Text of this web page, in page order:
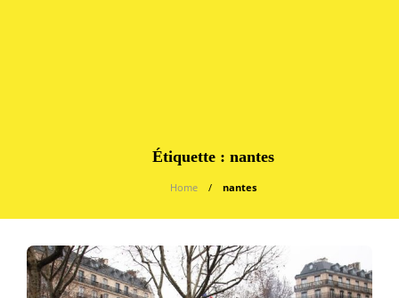
Étiquette : nantes
Home nantes